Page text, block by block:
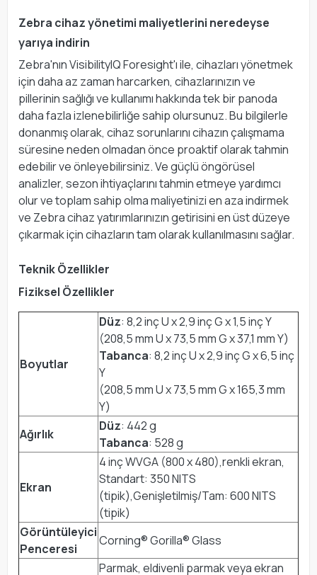
Zebra cihaz yönetimi maliyetlerini neredeyse
yarıya indirin
Zebra'nın VisibilityIQ Foresight'ı ile, cihazları yönetmek
için daha az zaman harcarken, cihazlarınızın ve
pillerinin sağlığı ve kullanımı hakkında tek bir panoda
daha fazla izlenebilirliğe sahip olursunuz. Bu bilgilerle
donanmış olarak, cihaz sorunlarını cihazın çalışmama
süresine neden olmadan önce proaktif olarak tahmin
edebilir ve önleyebilirsiniz. Ve güçlü öngörüsel
analizler, sezon ihtiyaçlarını tahmin etmeye yardımcı
olur ve toplam sahip olma maliyetinizi en aza indirmek
ve Zebra cihaz yatırımlarınızın getirisini en üst düzeye
çıkarmak için cihazların tam olarak kullanılmasını sağlar.
Teknik Özellikler
Fiziksel Özellikler
Boyutlar
Düz: 8,2 inç U x 2,9 inç G x 1,5 inç Y
(208,5 mm U x 73,5 mm G x 37,1 mm Y)
Tabanca: 8,2 inç U x 2,9 inç G x 6,5 inç
Y
(208,5 mm U x 73,5 mm G x 165,3 mm
Y)
Ağırlık
Düz: 442 g
Tabanca: 528 g
Ekran
4 inç WVGA (800 x 480),renkli ekran,
Standart: 350 NITS
(tipik),Genişletilmiş/Tam: 600 NITS
(tipik)
Görüntüleyici
Penceresi
Corning® Gorilla® Glass
Parmak, eldivenli parmak veya ekran